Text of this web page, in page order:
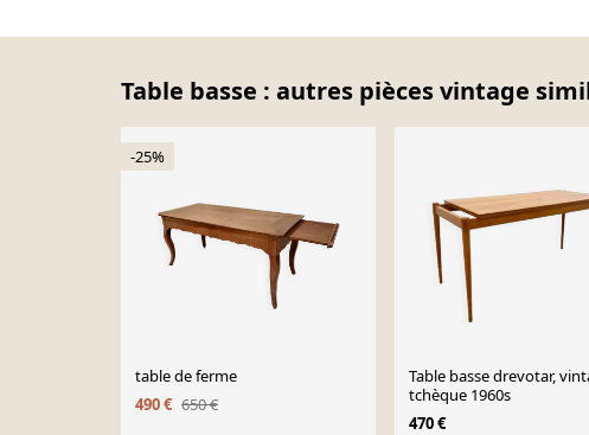
Table basse : autres pièces vintage
-25%
table de ferme
490 € 650 €
Table basse drevotar,
tchèque 1960s
470 €